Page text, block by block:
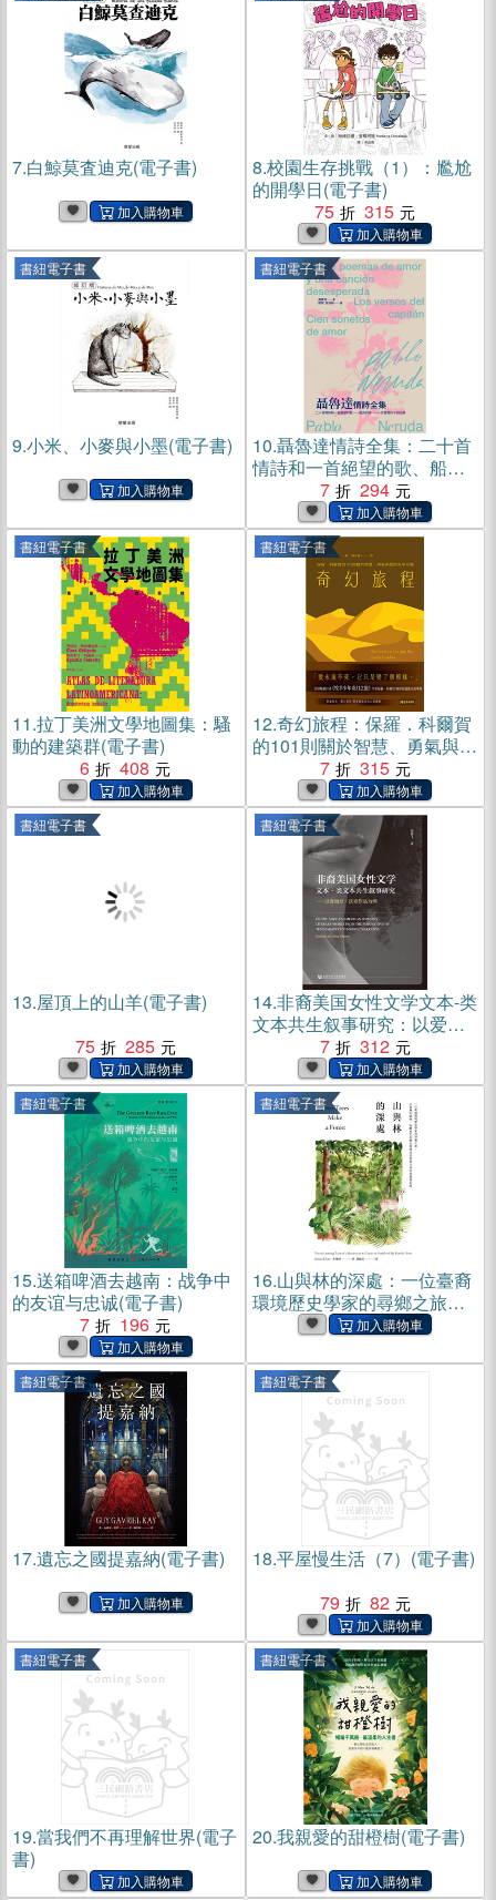
7.白鯨莫査迪克(電子書) 8.校園生存挑戰（1）：尷尬
的開學日(電子書)
75
315
書紐電子書
9.小米、小麥與小墨(電子書)
書紐電子書
10.聶魯達情詩全集：二十首
情詩和一首絕望的歌、船長
的詩、一百首愛的十四行詩
(電子書)
7 294
書紐電子書
11.拉丁美洲文學地圖集：騷
動的建築群(電子書)
6
408
書紐電子書
12.奇幻旅程：保羅．科爾賀
的101則關於智慧、勇氣與愛
的生命奇蹟(電子書)
7 315
書紐電子書
13.屋頂上的山羊(電子書)
75
285
書紐電子書
14.非裔美国女性文学文本-类
文本共生叙事研究：以爱丽
丝·沃克作品为例(電子書)
7 312
書紐電子書
15.送箱啤酒去越南：战争中
的友谊与忠诚(電子書)
7
196
書紐電子書
16.山與林的深處：一位臺裔
環境歷史學家的尋鄉之旅，
在臺灣的植物、島嶼風光和
處與記憶(電子書)
書紐電子書
17.遺忘之國提嘉納(電子書)
書紐電子書
18.平屋慢生活（7）(電子書)
79
82
書紐電子書
19.當我們不再理解世界(電子
書)
書紐電子書
20.我親愛的甜橙樹(電子書)